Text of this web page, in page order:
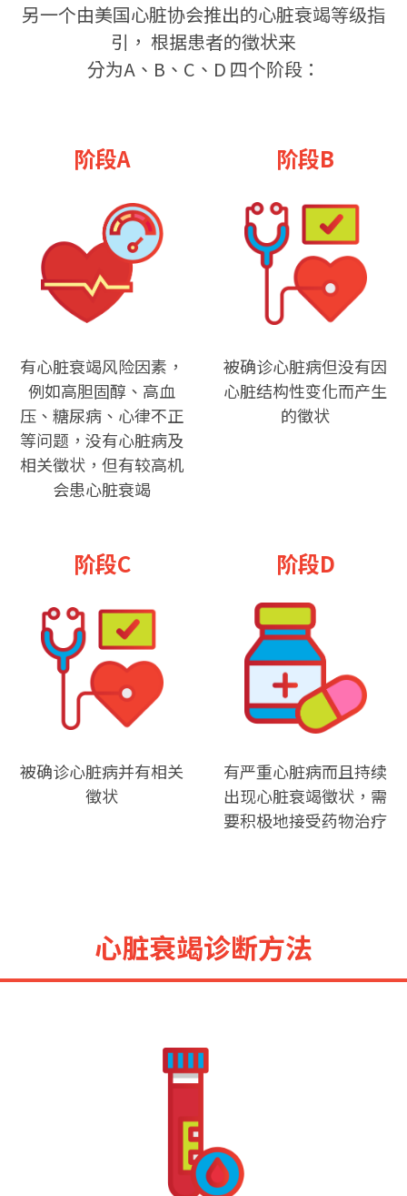
另一个由美国心脏协会推出的心脏衰竭等级指
引， 根据患者的徵状来
分为A、B、C、D 四个阶段：
阶段A
有心脏衰竭风险因素，
例如高胆固醇、高血
压、糖尿病、心律不正
等问题，没有心脏病及
相关徵状，但有较高机
会患心脏衰竭
阶段B
被确诊心脏病但没有因
心脏结构性变化而产生
的徵状
阶段C
被确诊心脏病并有相关
徵状
阶段D
有严重心脏病而且持续
出现心脏衰竭徵状，需
要积极地接受药物治疗
心脏衰竭诊断方法